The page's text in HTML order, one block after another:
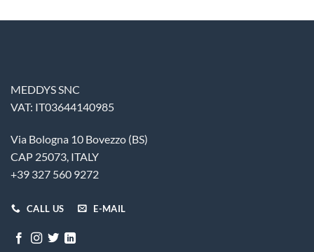
MEDDYS SNC
VAT: IT03644140985
Via Bologna 10 Bovezzo (BS)
CAP 25073, ITALY
+39 327 560 9272
CALL US E-MAIL